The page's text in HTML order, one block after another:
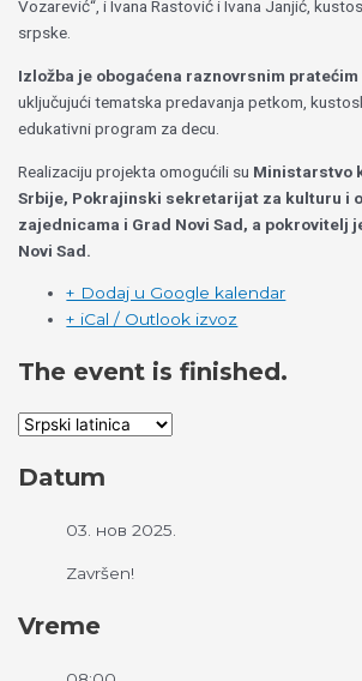
Vozarević“, i Ivana Rastović i Ivana Janjić,
srpske.
Izložba je obogaćena raznovrsnim
uključujući tematska predavanja petkom,
edukativni program za decu.
Realizaciju projekta omogućili su Ministarstvo
Srbije, Pokrajinski sekretarijat za kulturu i
zajednicama i Grad Novi Sad, a pokrovitelj
Novi Sad.
+ Dodaj u Google kalendar
+ iCal / Outlook izvoz
The event is finished.
Datum
03. нов 2025.
Završen!
Vreme